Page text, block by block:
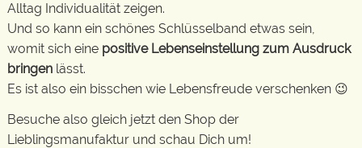
Alltag Individualität zeigen.
Und so kann ein schönes Schlüsselband etwas sein,
womit sich eine positive Lebenseinstellung zum Ausdruck
bringen lässt.
Es ist also ein bisschen wie Lebensfreude verschenken 😉
Besuche also gleich jetzt den Shop der
Lieblingsmanufaktur und schau Dich um!